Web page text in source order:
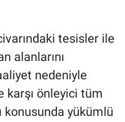
tesisler ile
alanlarını
nedeniyle
karşı önleyici tüm
yükümlü